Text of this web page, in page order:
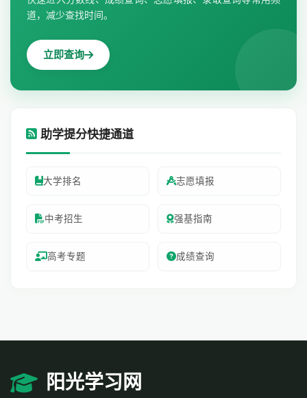
道，减少查找时间。
立即查询
助学提分快捷通道
大学排名 志愿填报
中考招生 强基指南
高考专题 成绩查询
阳光学习网